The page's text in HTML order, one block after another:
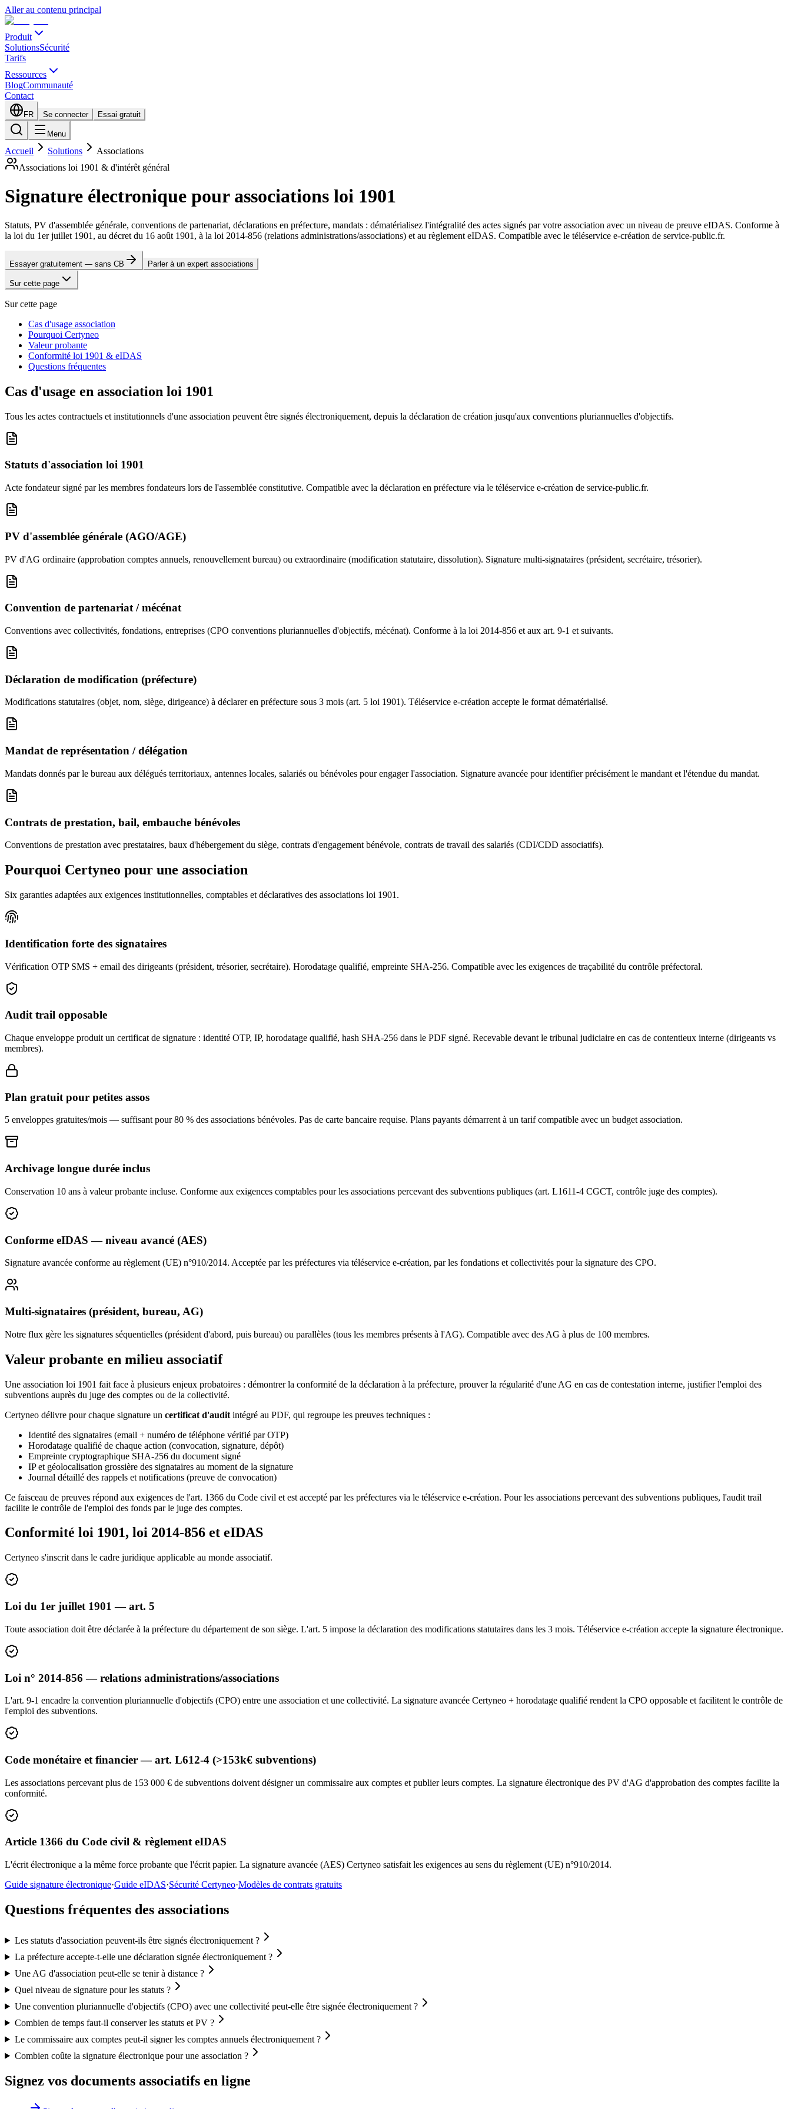
Aller au contenu principal
Produit
SolutionsSécurité
Tarifs
Ressources
BlogCommunauté
Contact
FR Se connecter Essai gratuit
Menu
Accueil Solutions
Associations
Associations loi 1901 & d'intérêt général
Signature électronique pour associations loi 1901
Statuts, PV d'assemblée générale, conventions de partenariat, déclarations en préfecture, mandats : dématérialisez l'intégralité des actes signés par votre association avec un niveau de preuve eIDAS. Conforme à
la loi du 1er juillet 1901, au décret du 16 août 1901, à la loi 2014-856 (relations administrations/associations) et au règlement eIDAS. Compatible avec le téléservice e-création de service-public.fr.
Essayer gratuitement — sans CB Parler à un expert associations
Sur cette page
Sur cette page
Cas d'usage association
Pourquoi Certyneo
Valeur probante
Conformité loi 1901 & eIDAS
Questions fréquentes
Cas d'usage en association loi 1901
Tous les actes contractuels et institutionnels d'une association peuvent être signés électroniquement, depuis la déclaration de création jusqu'aux conventions pluriannuelles d'objectifs.
Statuts d'association loi 1901
Acte fondateur signé par les membres fondateurs lors de l'assemblée constitutive. Compatible avec la déclaration en préfecture via le téléservice e-création de service-public.fr.
PV d'assemblée générale (AGO/AGE)
PV d'AG ordinaire (approbation comptes annuels, renouvellement bureau) ou extraordinaire (modification statutaire, dissolution). Signature multi-signataires (président, secrétaire, trésorier).
Convention de partenariat / mécénat
Conventions avec collectivités, fondations, entreprises (CPO conventions pluriannuelles d'objectifs, mécénat). Conforme à la loi 2014-856 et aux art. 9-1 et suivants.
Déclaration de modification (préfecture)
Modifications statutaires (objet, nom, siège, dirigeance) à déclarer en préfecture sous 3 mois (art. 5 loi 1901). Téléservice e-création accepte le format dématérialisé.
Mandat de représentation / délégation
Mandats donnés par le bureau aux délégués territoriaux, antennes locales, salariés ou bénévoles pour engager l'association. Signature avancée pour identifier précisément le mandant et l'étendue du mandat.
Contrats de prestation, bail, embauche bénévoles
Conventions de prestation avec prestataires, baux d'hébergement du siège, contrats d'engagement bénévole, contrats de travail des salariés (CDI/CDD associatifs).
Pourquoi Certyneo pour une association
Six garanties adaptées aux exigences institutionnelles, comptables et déclaratives des associations loi 1901.
Identification forte des signataires
Vérification OTP SMS + email des dirigeants (président, trésorier, secrétaire). Horodatage qualifié, empreinte SHA-256. Compatible avec les exigences de traçabilité du contrôle préfectoral.
Audit trail opposable
Chaque enveloppe produit un certificat de signature : identité OTP, IP, horodatage qualifié, hash SHA-256 dans le PDF signé. Recevable devant le tribunal judiciaire en cas de contentieux interne (dirigeants vs
membres).
Plan gratuit pour petites assos
5 enveloppes gratuites/mois — suffisant pour 80 % des associations bénévoles. Pas de carte bancaire requise. Plans payants démarrent à un tarif compatible avec un budget association.
Archivage longue durée inclus
Conservation 10 ans à valeur probante incluse. Conforme aux exigences comptables pour les associations percevant des subventions publiques (art. L1611-4 CGCT, contrôle juge des comptes).
Conforme eIDAS — niveau avancé (AES)
Signature avancée conforme au règlement (UE) n°910/2014. Acceptée par les préfectures via téléservice e-création, par les fondations et collectivités pour la signature des CPO.
Multi-signataires (président, bureau, AG)
Notre flux gère les signatures séquentielles (président d'abord, puis bureau) ou parallèles (tous les membres présents à l'AG). Compatible avec des AG à plus de 100 membres.
Valeur probante en milieu associatif
Une association loi 1901 fait face à plusieurs enjeux probatoires : démontrer la conformité de la déclaration à la préfecture, prouver la régularité d'une AG en cas de contestation interne, justifier l'emploi des
subventions auprès du juge des comptes ou de la collectivité.
Certyneo délivre pour chaque signature un certificat d'audit intégré au PDF, qui regroupe les preuves techniques :
Identité des signataires (email + numéro de téléphone vérifié par OTP)
Horodatage qualifié de chaque action (convocation, signature, dépôt)
Empreinte cryptographique SHA-256 du document signé
IP et géolocalisation grossière des signataires au moment de la signature
Journal détaillé des rappels et notifications (preuve de convocation)
Ce faisceau de preuves répond aux exigences de l'art. 1366 du Code civil et est accepté par les préfectures via le téléservice e-création. Pour les associations percevant des subventions publiques, l'audit trail
facilite le contrôle de l'emploi des fonds par le juge des comptes.
Conformité loi 1901, loi 2014-856 et eIDAS
Certyneo s'inscrit dans le cadre juridique applicable au monde associatif.
Loi du 1er juillet 1901 — art. 5
Toute association doit être déclarée à la préfecture du département de son siège. L'art. 5 impose la déclaration des modifications statutaires dans les 3 mois. Téléservice e-création accepte la signature électronique.
Loi n° 2014-856 — relations administrations/associations
L'art. 9-1 encadre la convention pluriannuelle d'objectifs (CPO) entre une association et une collectivité. La signature avancée Certyneo + horodatage qualifié rendent la CPO opposable et facilitent le contrôle de
l'emploi des subventions.
Code monétaire et financier — art. L612-4 (>153k€ subventions)
Les associations percevant plus de 153 000 € de subventions doivent désigner un commissaire aux comptes et publier leurs comptes. La signature électronique des PV d'AG d'approbation des comptes facilite la
conformité.
Article 1366 du Code civil & règlement eIDAS
L'écrit électronique a la même force probante que l'écrit papier. La signature avancée (AES) Certyneo satisfait les exigences au sens du règlement (UE) n°910/2014.
Guide signature électronique·Guide eIDAS·Sécurité Certyneo·Modèles de contrats gratuits
Questions fréquentes des associations
Les statuts d'association peuvent-ils être signés électroniquement ?
La préfecture accepte-t-elle une déclaration signée électroniquement ?
Une AG d'association peut-elle se tenir à distance ?
Quel niveau de signature pour les statuts ?
Une convention pluriannuelle d'objectifs (CPO) avec une collectivité peut-elle être signée électroniquement ?
Combien de temps faut-il conserver les statuts et PV ?
Le commissaire aux comptes peut-il signer les comptes annuels électroniquement ?
Combien coûte la signature électronique pour une association ?
Signez vos documents associatifs en ligne